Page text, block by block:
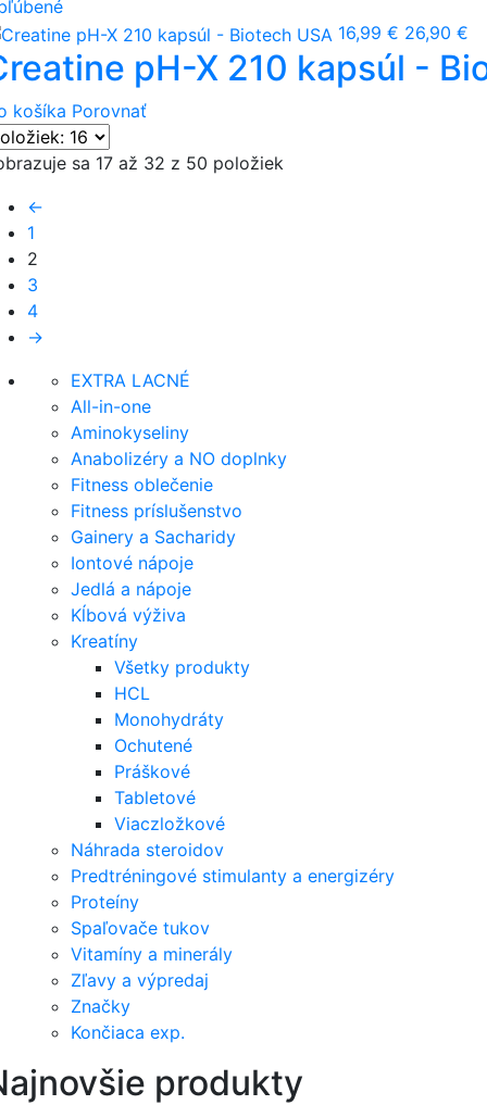
16,99 € 26,90 €
pH-X 210 kapsúl -
košíka Porovnať
sa 17 až 32 z 50 položiek
←
1
2
3
4
→
EXTRA LACNÉ
All-in-one
Aminokyseliny
Anabolizéry a NO doplnky
Fitness oblečenie
Fitness príslušenstvo
Gainery a Sacharidy
Iontové nápoje
Jedlá a nápoje
Kĺbová výživa
Kreatíny
Všetky produkty
HCL
Monohydráty
Ochutené
Práškové
Tabletové
Viaczložkové
Náhrada steroidov
Predtréningové stimulanty a energizéry
Proteíny
Spaľovače tukov
Vitamíny a minerály
Zľavy a výpredaj
Značky
Končiaca exp.
produkty